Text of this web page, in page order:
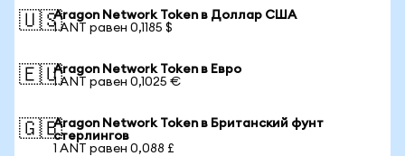
🇺🇸Aragon Network Token в Доллар США
1 ANT равен 0,1185 $
🇪🇺Aragon Network Token в Евро
1 ANT равен 0,1025 €
🇬🇧Aragon Network Token в Британский фунт
стерлингов
1 ANT равен 0,088 £